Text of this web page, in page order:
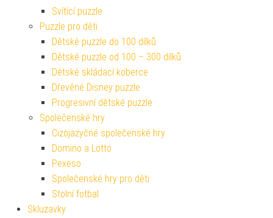
Svítící puzzle
Puzzle pro děti
Dětské puzzle do 100 dílků
Dětské puzzle od 100 – 300 dílků
Dětské skládací koberce
Dřevěné Disney puzzle
Progresivní dětské puzzle
Společenské hry
Cizojazyčné společenské hry
Domino a Lotto
Pexeso
Společenské hry pro děti
Stolní fotbal
Skluzavky